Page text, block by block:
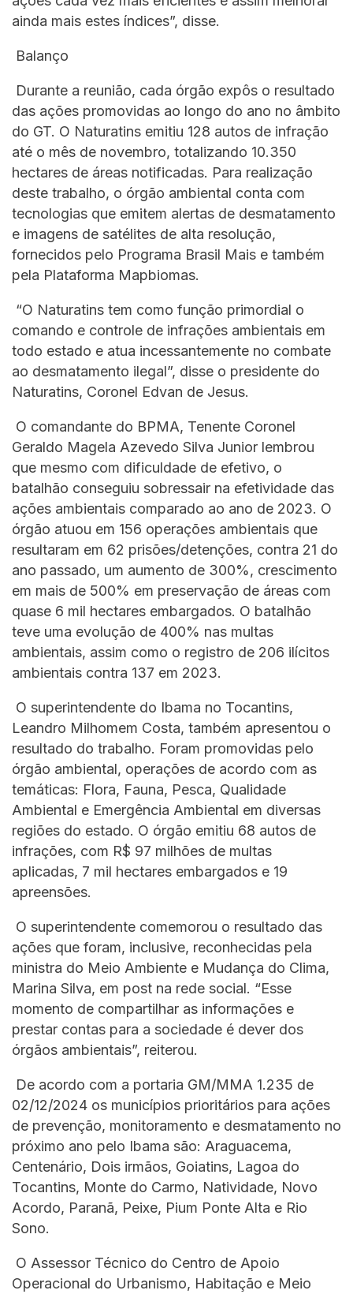
ainda mais estes índices”, disse.
Balanço
Durante a reunião, cada órgão expôs o resultado
das ações promovidas ao longo do ano no âmbito
do GT. O Naturatins emitiu 128 autos de infração
até o mês de novembro, totalizando 10.350
hectares de áreas notificadas. Para realização
deste trabalho, o órgão ambiental conta com
tecnologias que emitem alertas de desmatamento
e imagens de satélites de alta resolução,
fornecidos pelo Programa Brasil Mais e também
pela Plataforma Mapbiomas.
“O Naturatins tem como função primordial o
comando e controle de infrações ambientais em
todo estado e atua incessantemente no combate
ao desmatamento ilegal”, disse o presidente do
Naturatins, Coronel Edvan de Jesus.
O comandante do BPMA, Tenente Coronel
Geraldo Magela Azevedo Silva Junior lembrou
que mesmo com dificuldade de efetivo, o
batalhão conseguiu sobressair na efetividade das
ações ambientais comparado ao ano de 2023. O
órgão atuou em 156 operações ambientais que
resultaram em 62 prisões/detenções, contra 21 do
ano passado, um aumento de 300%, crescimento
em mais de 500% em preservação de áreas com
quase 6 mil hectares embargados. O batalhão
teve uma evolução de 400% nas multas
ambientais, assim como o registro de 206 ilícitos
ambientais contra 137 em 2023.
O superintendente do Ibama no Tocantins,
Leandro Milhomem Costa, também apresentou o
resultado do trabalho. Foram promovidas pelo
órgão ambiental, operações de acordo com as
temáticas: Flora, Fauna, Pesca, Qualidade
Ambiental e Emergência Ambiental em diversas
regiões do estado. O órgão emitiu 68 autos de
infrações, com R$ 97 milhões de multas
aplicadas, 7 mil hectares embargados e 19
apreensões.
O superintendente comemorou o resultado das
ações que foram, inclusive, reconhecidas pela
ministra do Meio Ambiente e Mudança do Clima,
Marina Silva, em post na rede social. “Esse
momento de compartilhar as informações e
prestar contas para a sociedade é dever dos
órgãos ambientais”, reiterou.
De acordo com a portaria GM/MMA 1.235 de
02/12/2024 os municípios prioritários para ações
de prevenção, monitoramento e desmatamento no
próximo ano pelo Ibama são: Araguacema,
Centenário, Dois irmãos, Goiatins, Lagoa do
Tocantins, Monte do Carmo, Natividade, Novo
Acordo, Paranã, Peixe, Pium Ponte Alta e Rio
Sono.
O Assessor Técnico do Centro de Apoio
Operacional do Urbanismo, Habitação e Meio